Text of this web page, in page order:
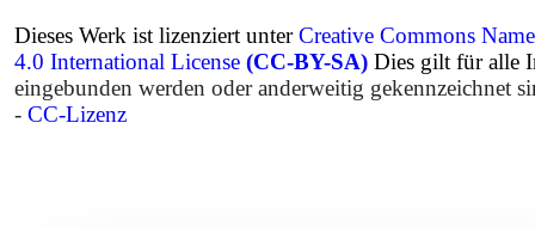
Dieses Werk ist lizenziert unterCreative Commons
4.0 International License (CC-BY-SA) Dies gilt für alle
eingebunden werden oder anderweitig gekennzeichnet
- CC-Lizenz